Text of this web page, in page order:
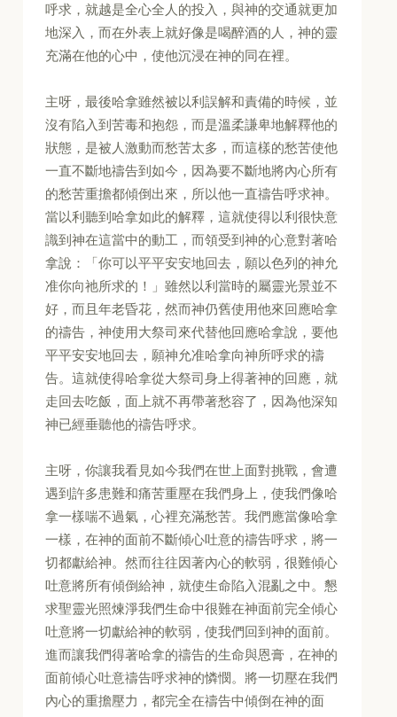
呼求，就越是全心全人的投入，與神的交通就更加
地深入，而在外表上就好像是喝醉酒的人，神的靈
充滿在他的心中，使他沉浸在神的同在裡。
主呀，最後哈拿雖然被以利誤解和責備的時候，並
沒有陷入到苦毒和抱怨，而是溫柔謙卑地解釋他的
狀態，是被人激動而愁苦太多，而這樣的愁苦使他
一直不斷地禱告到如今，因為要不斷地將內心所有
的愁苦重擔都傾倒出來，所以他一直禱告呼求神。
當以利聽到哈拿如此的解釋，這就使得以利很快意
識到神在這當中的動工，而領受到神的心意對著哈
拿說：「你可以平平安安地回去，願以色列的神允
准你向祂所求的！」雖然以利當時的屬靈光景並不
好，而且年老昏花，然而神仍舊使用他來回應哈拿
的禱告，神使用大祭司來代替他回應哈拿說，要他
平平安安地回去，願神允准哈拿向神所呼求的禱
告。這就使得哈拿從大祭司身上得著神的回應，就
走回去吃飯，面上就不再帶著愁容了，因為他深知
神已經垂聽他的禱告呼求。
主呀，你讓我看見如今我們在世上面對挑戰，會遭
遇到許多患難和痛苦重壓在我們身上，使我們像哈
拿一樣喘不過氣，心裡充滿愁苦。我們應當像哈拿
一樣，在神的面前不斷傾心吐意的禱告呼求，將一
切都獻給神。然而往往因著內心的軟弱，很難傾心
吐意將所有傾倒給神，就使生命陷入混亂之中。懇
求聖靈光照煉淨我們生命中很難在神面前完全傾心
吐意將一切獻給神的軟弱，使我們回到神的面前。
進而讓我們得著哈拿的禱告的生命與恩膏，在神的
面前傾心吐意禱告呼求神的憐憫。將一切壓在我們
內心的重擔壓力，都完全在禱告中傾倒在神的面